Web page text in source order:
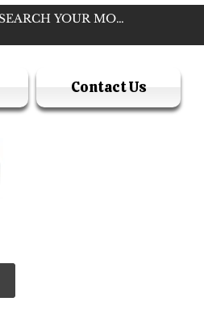
Contact Us